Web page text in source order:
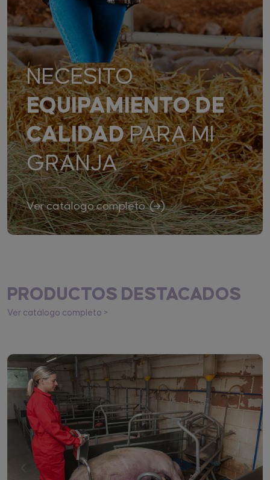
NECESITO
EQUIPAMIENTO DE
CALIDADPARA MI
GRANJA
Ver catálogo completo
PRODUCTOS DESTACADOS
Ver catálogo completo >